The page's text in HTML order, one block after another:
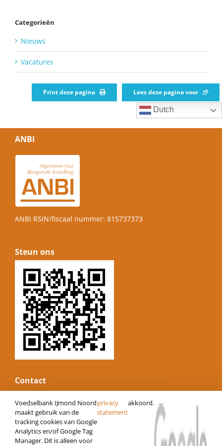
Categorieën
Nieuws
Vacatures
Print deze pagina Lees deze pagina voor
Dutch
ANBI
ANBI RSIN/fiscaal nummer: 815737373
Steun ons
Contact
E-mail:informatie@voedselbankijmond.nl
Website:www.voedselbankijmond.nl
KvK nummer: 34247485
Vestigingsnummer: 000022073280
IBAN: NL06 RABO 0120472686
Voedselbank IJmond Noord
maakt gebruik van de
tracking cookies van Google
Analytics en/of Google Tag
Manager. Dit is alleen voor
privacy
statement
akkoord.